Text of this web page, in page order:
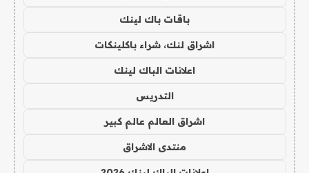
باقات باك لينك
اشراق لنك، شراء باكلينكات
اعلانات الباك لينك
التدريس
اشراق العالم عالم كبير
منتدى الاشراق